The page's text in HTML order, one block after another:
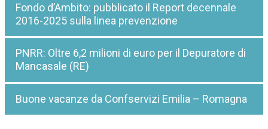
Fondo d’Ambito: pubblicato il Report decennale
2016-2025 sulla linea prevenzione
PNRR: Oltre 6,2 milioni di euro per il Depuratore di
Mancasale (RE)
Buone vacanze da Confservizi Emilia – Romagna